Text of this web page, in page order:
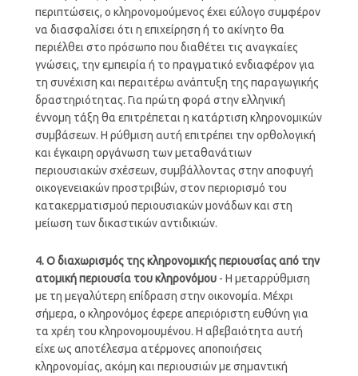
περιπτώσεις, ο κληρονομούμενος έχει εύλογο συμφέρον
να διασφαλίσει ότι η επιχείρηση ή το ακίνητο θα
περιέλθει στο πρόσωπο που διαθέτει τις αναγκαίες
γνώσεις, την εμπειρία ή το πραγματικό ενδιαφέρον για
τη συνέχιση και περαιτέρω ανάπτυξη της παραγωγικής
δραστηριότητας. Για πρώτη φορά στην ελληνική
έννομη τάξη θα επιτρέπεται η κατάρτιση κληρονομικών
συμβάσεων. Η ρύθμιση αυτή επιτρέπει την ορθολογική
και έγκαιρη οργάνωση των μεταθανάτιων
περιουσιακών σχέσεων, συμβάλλοντας στην αποφυγή
οικογενειακών προστριβών, στον περιορισμό του
κατακερματισμού περιουσιακών μονάδων και στη
μείωση των δικαστικών αντιδικιών.
4. Ο διαχωρισμός της κληρονομικής περιουσίας από την
ατομική περιουσία του κληρονόμου - Η μεταρρύθμιση
με τη μεγαλύτερη επίδραση στην οικονομία. Μέχρι
σήμερα, ο κληρονόμος έφερε απεριόριστη ευθύνη για
τα χρέη του κληρονομουμένου. Η αβεβαιότητα αυτή
είχε ως αποτέλεσμα ατέρμονες αποποιήσεις
κληρονομίας, ακόμη και περιουσιών με σημαντική